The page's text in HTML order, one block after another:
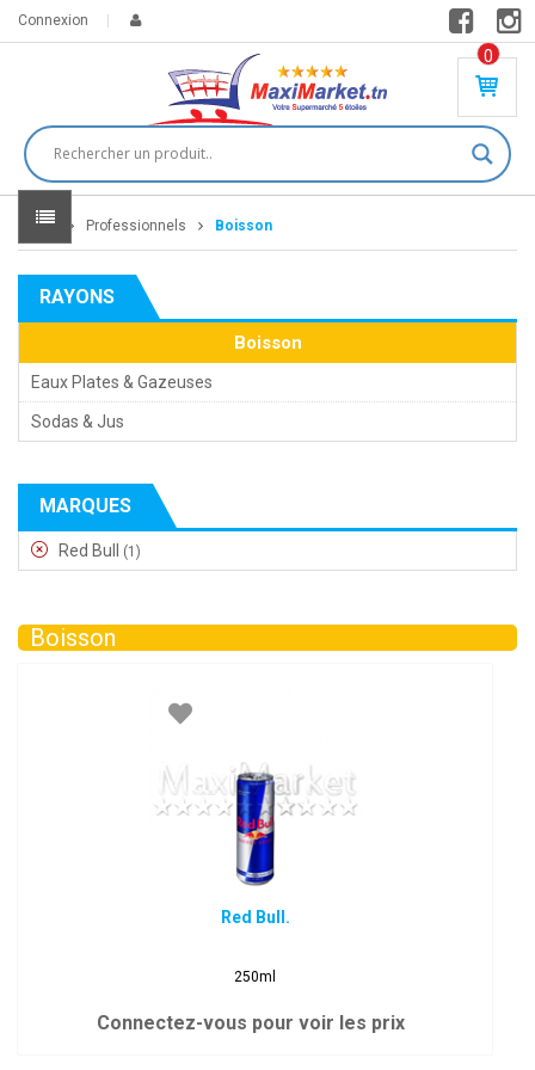
Connexion
0
PR
DU
IT(
S)
DT
Home Professionnels Boisson
RAYONS
Boisson
Eaux Plates & Gazeuses
Sodas & Jus
MARQUES
Red Bull (1)
Boisson
Red Bull.
250ml
Connectez-vous pour voir les prix